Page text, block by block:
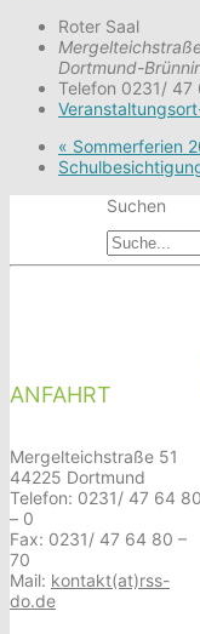
Roter Saal
Dortmund-
Telefon 0231/ 47
« Sommerferien
Suchen
ANFAHRT
Mergelteichstraße 51
44225 Dortmund
Telefon: 0231/ 47 64 80
– 0
Fax: 0231/ 47 64 80 –
70
Mail: kontakt(at)rss-
do.de